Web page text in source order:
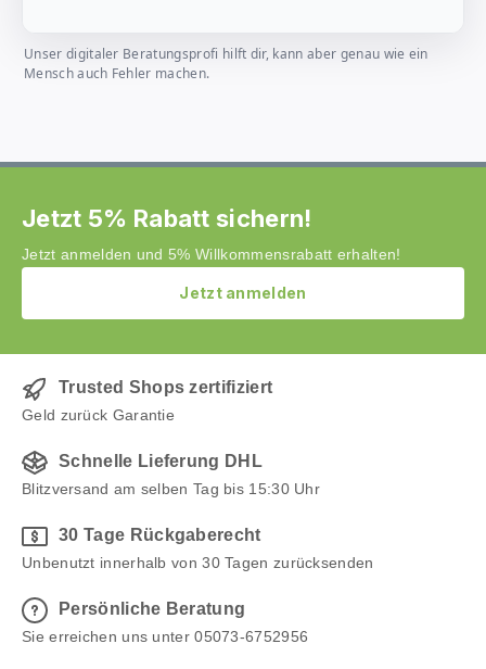
Unser digitaler Beratungsprofi hilft dir, kann aber genau wie ein
Mensch auch Fehler machen.
Jetzt 5% Rabatt sichern!
Jetzt anmelden und 5% Willkommensrabatt erhalten!
Jetzt anmelden
Trusted Shops zertifiziert
Geld zurück Garantie
Schnelle Lieferung DHL
Blitzversand am selben Tag bis 15:30 Uhr
30 Tage Rückgaberecht
Unbenutzt innerhalb von 30 Tagen zurücksenden
Persönliche Beratung
Sie erreichen uns unter 05073-6752956